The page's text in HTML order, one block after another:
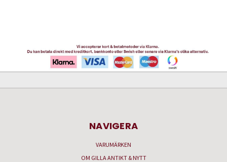
NAVIGERA
VARUMÄRKEN
OM GILLA ANTIKT & NYTT